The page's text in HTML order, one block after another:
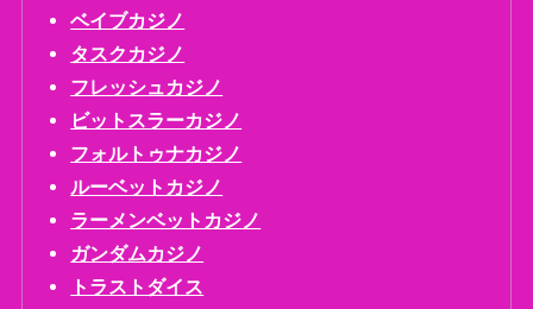
ベイブカジノ
タスクカジノ
フレッシュカジノ
ビットスラーカジノ
フォルトゥナカジノ
ルーベットカジノ
ラーメンベットカジノ
ガンダムカジノ
トラストダイス